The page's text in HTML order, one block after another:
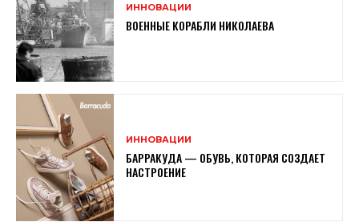
ИННОВАЦИИ
ВОЕННЫЕ КОРАБЛИ НИКОЛАЕВА
ИННОВАЦИИ
БАРРАКУДА — ОБУВЬ, КОТОРАЯ СОЗДАЕТ
НАСТРОЕНИЕ